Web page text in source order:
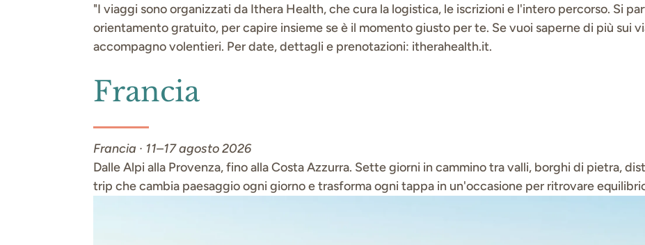
"I viaggi sono organizzati da Ithera Health, che cura la logistica, le iscrizioni e l'intero percorso. Si
orientamento gratuito, per capire insieme se è il momento giusto per te. Se vuoi saperne di più sui
accompagno volentieri. Per date, dettagli e prenotazioni: itherahealth.it.
Francia
Francia · 11–17 agosto 2026
Dalle Alpi alla Provenza, fino alla Costa Azzurra. Sette giorni in cammino tra valli, borghi di pietra,
trip che cambia paesaggio ogni giorno e trasforma ogni tappa in un'occasione per ritrovare